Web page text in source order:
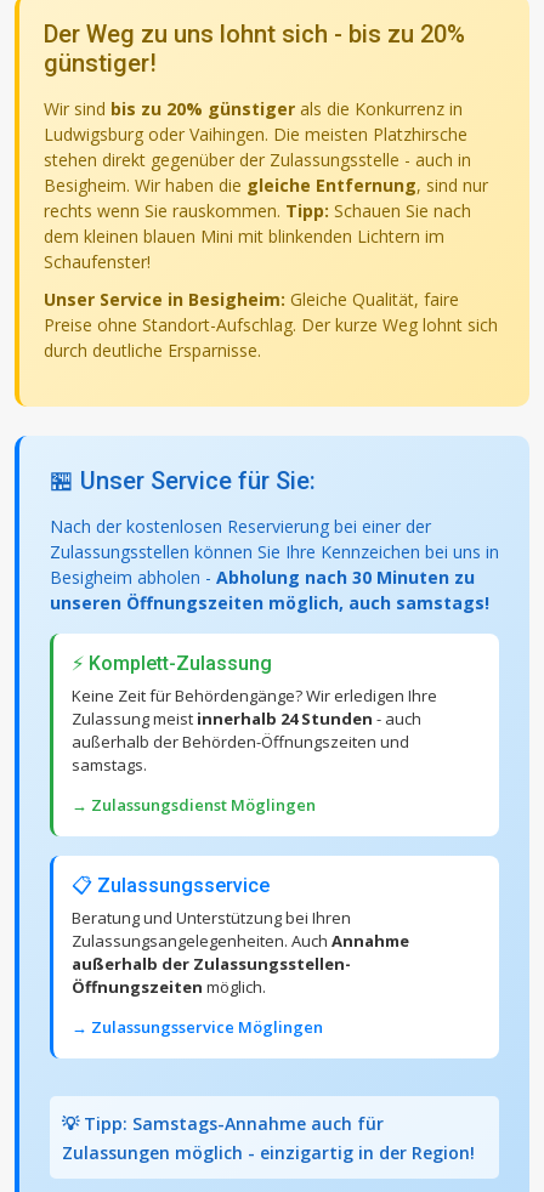
Der Weg zu uns lohnt sich - bis zu 20%
günstiger!
Wir sind bis zu 20% günstiger als die Konkurrenz in
Ludwigsburg oder Vaihingen. Die meisten Platzhirsche
stehen direkt gegenüber der Zulassungsstelle - auch in
Besigheim. Wir haben die gleiche Entfernung, sind nur
rechts wenn Sie rauskommen. Tipp: Schauen Sie nach
dem kleinen blauen Mini mit blinkenden Lichtern im
Schaufenster!
Unser Service in Besigheim: Gleiche Qualität, faire
Preise ohne Standort-Aufschlag. Der kurze Weg lohnt sich
durch deutliche Ersparnisse.
🏪 Unser Service für Sie:
Nach der kostenlosen Reservierung bei einer der
Zulassungsstellen können Sie Ihre Kennzeichen bei uns in
Besigheim abholen - Abholung nach 30 Minuten zu
unseren Öffnungszeiten möglich, auch samstags!
⚡ Komplett-Zulassung
Keine Zeit für Behördengänge? Wir erledigen Ihre
Zulassung meist innerhalb 24 Stunden - auch
außerhalb der Behörden-Öffnungszeiten und
samstags.
→ Zulassungsdienst Möglingen
📋 Zulassungsservice
Beratung und Unterstützung bei Ihren
Zulassungsangelegenheiten. Auch Annahme
außerhalb der Zulassungsstellen-
Öffnungszeiten möglich.
→ Zulassungsservice Möglingen
💡 Tipp: Samstags-Annahme auch für
Zulassungen möglich - einzigartig in der Region!